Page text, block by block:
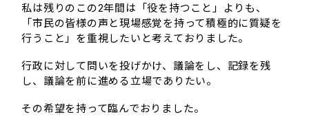
私は残りのこの2年間は「役を持つこと」よりも、
「市民の皆様の声と現場感覚を持って積極的に質疑を
行うこと」を重視したいと考えておりました。
行政に対して問いを投げかけ、議論をし、記録を残
し、議論を前に進める立場でありたい。
その希望を持って臨んでおりました。